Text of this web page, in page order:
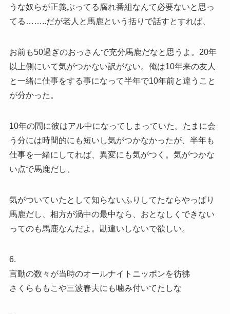
うな奴らが正義ぶってる腐れ番組なんて必要ないと思っ
てる……..だが老人と馬鹿という括りで話すとすれば、
お前も50過ぎのおっさんで充分馬鹿だなと思うよ。20年
以上側にいて気がつかない訳がない。俺は10年来の友人
と一緒に仕事をする事になって半年で10年前と違うこと
が分かった。
10年の間に彼はアル中になってしまっていた。たまに会
う分には時間的にも短いし気がつかなかったが、半年も
仕事を一緒にしてれば、異変にも気がつく。気がつかな
い点で馬鹿だし、
気がついていたとして知らないふりしてたならやっぱり
馬鹿だし、相方が渦中の最中なら、おとなしくできない
ってのも馬鹿なんだよ。勘違いしないで欲しい。
6.
言動の数々が当時のオールナイトニッポンを彷彿
さくらももこや三波春夫にも噛み付いてたしな